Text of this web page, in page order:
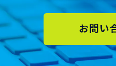
お問い